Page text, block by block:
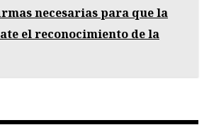
necesarias para que la
el reconocimiento de la